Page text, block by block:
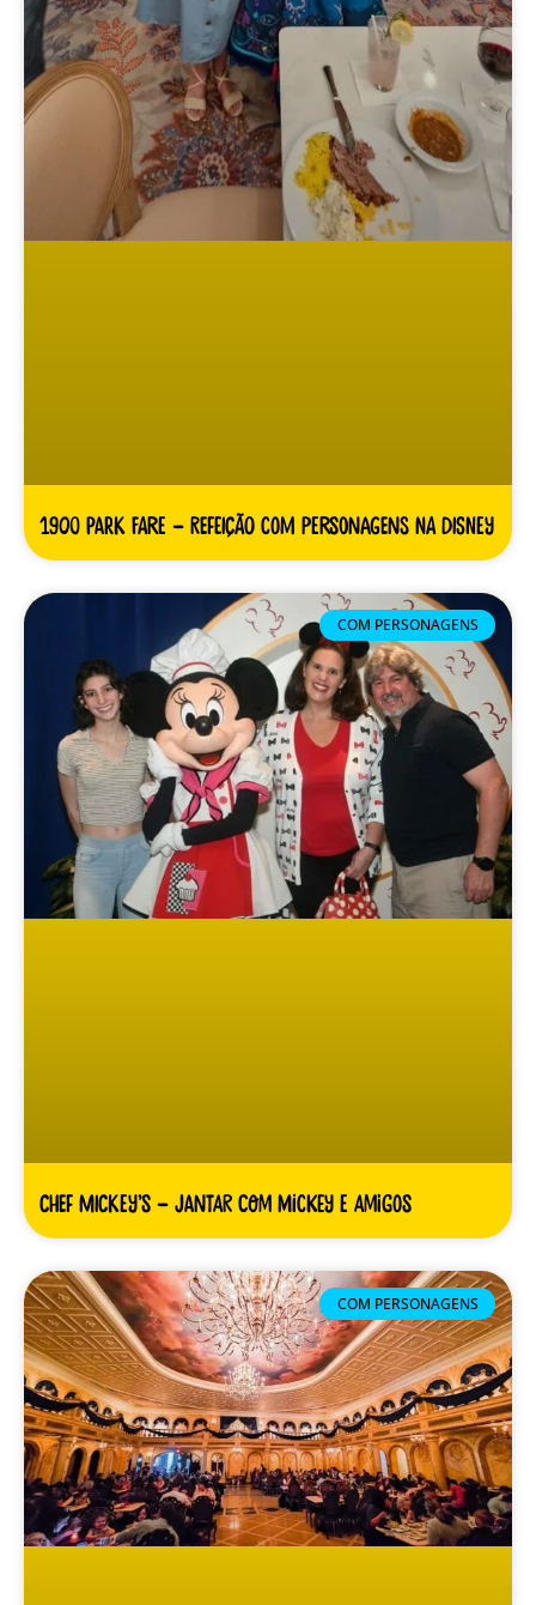
1900 Park Fare – Refeição com personagens na Disney
COM PERSONAGENS
Chef Mickey’s – Jantar com Mickey e amigos
COM PERSONAGENS